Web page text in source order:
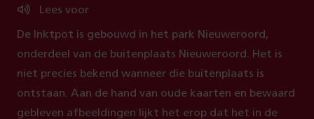
Lees voor
De Inktpot is gebouwd in het park Nieuweroord,
onderdeel van de buitenplaats Nieuweroord. Het is
niet precies bekend wanneer die buitenplaats is
ontstaan. Aan de hand van oude kaarten en bewaard
gebleven afbeeldingen lijkt het erop dat het in de